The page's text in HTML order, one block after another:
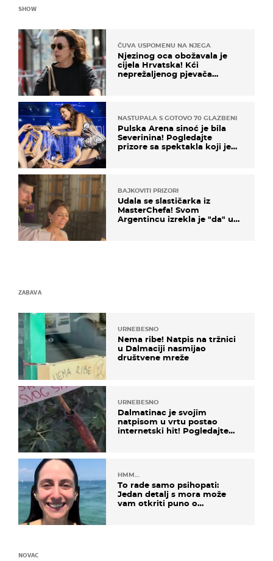
SHOW
ČUVA USPOMENU NA NJEGA
Njezinog oca obožavala je
cijela Hrvatska! Kći
neprežaljenog pjevača
NASTUPALA S GOTOVO 70 GLAZBENIKA
Pulska Arena sinoć je bila
Severinina! Pogledajte
prizore sa spektakla koji je
BAJKOVITI PRIZORI
Udala se slastičarka iz
MasterChefa! Svom
Argentincu izrekla je "da" u
ZABAVA
URNEBESNO
Nema ribe! Natpis na tržnici
u Dalmaciji nasmijao
društvene mreže
URNEBESNO
Dalmatinac je svojim
natpisom u vrtu postao
internetski hit! Pogledajte
HMM…
To rade samo psihopati:
Jedan detalj s mora može
vam otkriti puno o
NOVAC